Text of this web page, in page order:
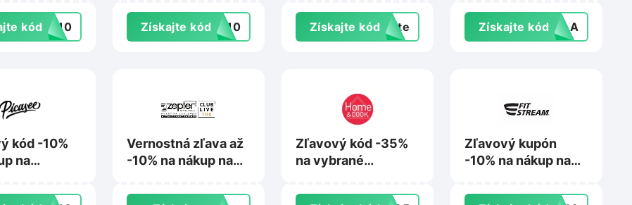
kódTO10 Získajte kódFT10
Kinguin.net
Získajte kód exte Získajte kódSKLA
kód -10%
na
Vernostná zľava až
-10% na nákup na
Zľavový kód -35%
na vybrané
Homeandcook.sk
Zľavový kupón
-10% na nákup na